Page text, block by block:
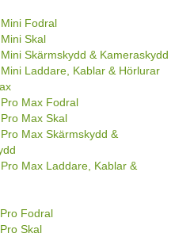
Fodral
Skal
Skärmskydd & Kameraskydd
Laddare, Kablar & Hörlurar
Max Fodral
Max Skal
Max Skärmskydd &
Max Laddare, Kablar &
Fodral
Skal